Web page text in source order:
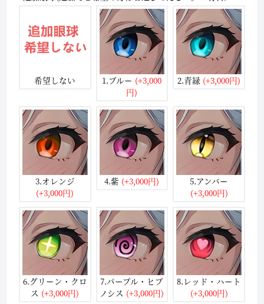
希望しない 1.ブルー (+3,000
円)
2.青緑 (+3,000円)
3.オレンジ
(+3,000円)
4.紫 (+3,000円)
5.アンバー
(+3,000円)
6.グリーン・クロ
ス (+3,000円)
7.パープル・ヒプ
ノシス (+3,000円)
8.レッド・ハート
(+3,000円)